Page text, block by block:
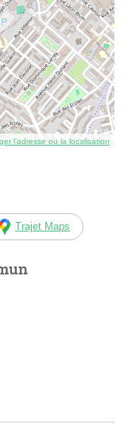
l’adresse ou la localisation
Trajet Maps